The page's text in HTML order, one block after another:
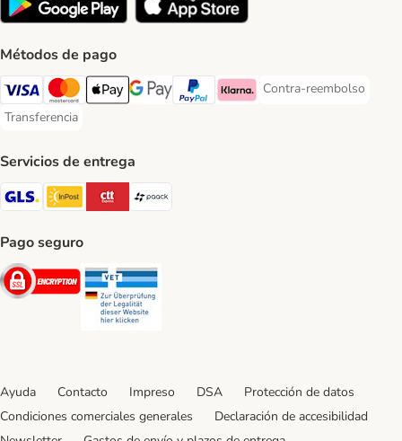
Métodos de pago
Visa Payment Method
Mastercard Payment Method
Apple Pay Payment Method
Google Pay Payment Method
PayPal Payment Method
Klarna Payment Method
Contra-reembolso
Contra-reembolso
Transferencia
Transferencia Payment Method
Servicios de entrega
GLS Shipping Method
InPost Shipping Method
CTTExpress Shipping Method
paack Shipping Method
Pago seguro
Security
Ayuda Contacto Impreso DSA
Protección de datos
Condiciones comerciales generales
Declaración de accesibilidad